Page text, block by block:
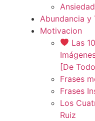
Abundancia y
Motivacion
Las
[De
Frases
Frases
Los
Ruiz